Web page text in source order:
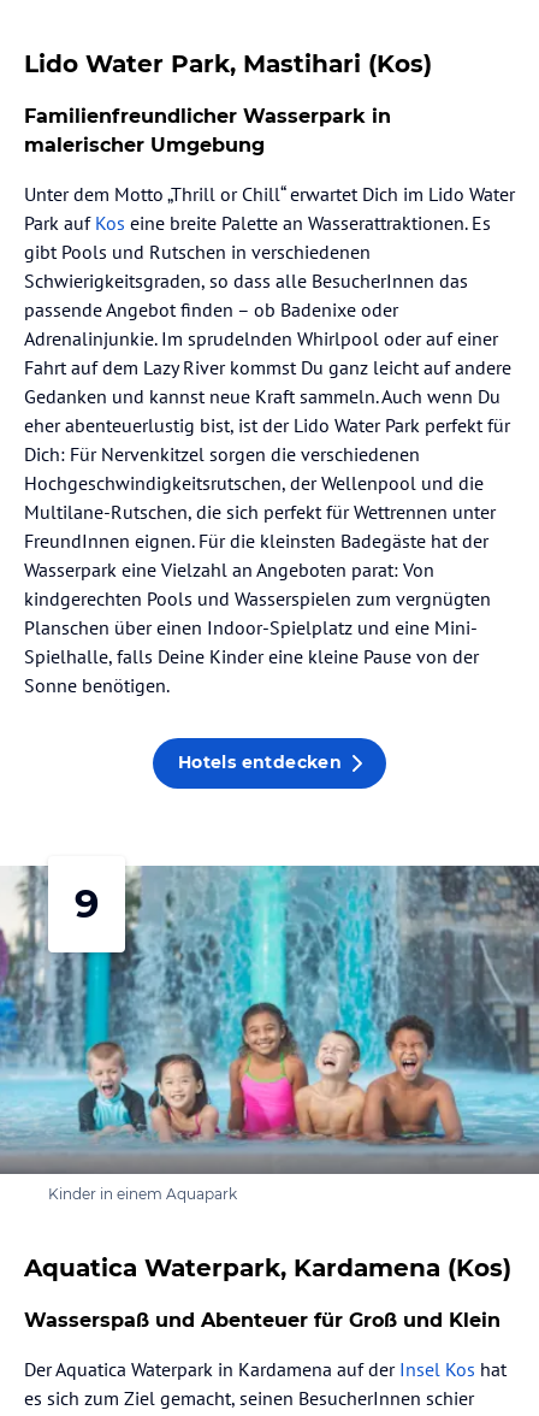
Lido Water Park, Mastihari (Kos)
Familienfreundlicher Wasserpark in
malerischer Umgebung
Unter dem Motto „Thrill or Chill“ erwartet Dich im Lido Water
Park auf Kos eine breite Palette an Wasserattraktionen. Es
gibt Pools und Rutschen in verschiedenen
Schwierigkeitsgraden, so dass alle BesucherInnen das
passende Angebot finden – ob Badenixe oder
Adrenalinjunkie. Im sprudelnden Whirlpool oder auf einer
Fahrt auf dem Lazy River kommst Du ganz leicht auf andere
Gedanken und kannst neue Kraft sammeln. Auch wenn Du
eher abenteuerlustig bist, ist der Lido Water Park perfekt für
Dich: Für Nervenkitzel sorgen die verschiedenen
Hochgeschwindigkeitsrutschen, der Wellenpool und die
Multilane-Rutschen, die sich perfekt für Wettrennen unter
FreundInnen eignen. Für die kleinsten Badegäste hat der
Wasserpark eine Vielzahl an Angeboten parat: Von
kindgerechten Pools und Wasserspielen zum vergnügten
Planschen über einen Indoor-Spielplatz und eine Mini-
Spielhalle, falls Deine Kinder eine kleine Pause von der
Sonne benötigen.
Hotels entdecken
9
Kinder in einem Aquapark
Aquatica Waterpark, Kardamena (Kos)
Wasserspaß und Abenteuer für Groß und Klein
Der Aquatica Waterpark in Kardamena auf der Insel Kos hat
es sich zum Ziel gemacht, seinen BesucherInnen schier